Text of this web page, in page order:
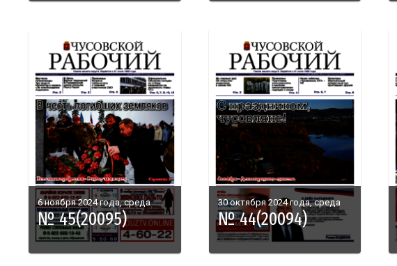
6 ноября 2024 года, среда
№ 45(20095)
30 октября 2024 года, среда
№ 44(20094)